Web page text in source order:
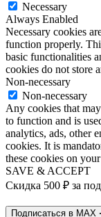
Necessary
Always Enabled
Necessary cookies
function properly.
basic functionalities
cookies do not store
Non-necessary
Non-necessary
Any cookies that
to function and is
analytics, ads, other
cookies. It is
these cookies on
SAVE & ACCEPT
Скидка 500 ₽ за